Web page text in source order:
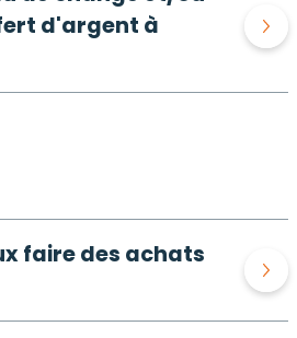
d'argent à
faire des achats